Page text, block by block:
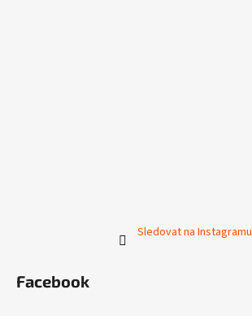
Sledovat na Instagramu
Facebook